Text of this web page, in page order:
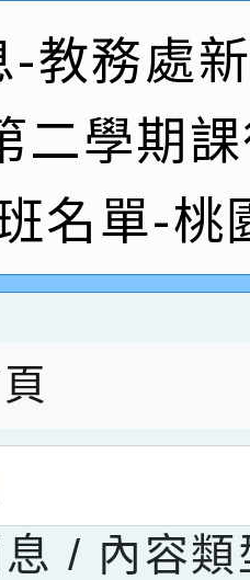
。
師榮獲社
市科展 國
王老師、
年二班張O
賽國小朗讀
老師
加桃園市中
教師榮獲教
第二名
參與2026世
學小創客佳
-教務處
二學期
名單-桃
內容會更
/ 內容類